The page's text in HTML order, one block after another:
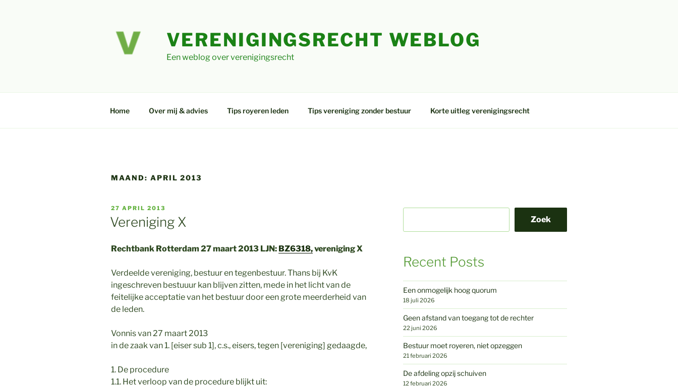
VERENIGINGSRECHT WEBLOG
Een weblog over verenigingsrecht
Home Over mij & advies Tips royeren leden Tips vereniging zonder bestuur Korte uitleg verenigingsrecht
MAAND: APRIL 2013
GEPLAATST
OP
27 APRIL 2013
Vereniging X
Rechtbank Rotterdam 27 maart 2013 LJN: BZ6318,vereniging X
Verdeelde vereniging, bestuur en tegenbestuur. Thans bij KvK
ingeschreven bestuuur kan blijven zitten, mede in het licht van de
feitelijke acceptatie van het bestuur door een grote meerderheid van
de leden.
Vonnis van 27 maart 2013
in de zaak van 1. [eiser sub 1], c.s., eisers, tegen [vereniging] gedaagde,
1. De procedure
1.1. Het verloop van de procedure blijkt uit:
Zoek
Recent Posts
Een onmogelijk hoog quorum
18 juli 2026
Geen afstand van toegang tot de rechter
22 juni 2026
Bestuur moet royeren, niet opzeggen
21 februari 2026
De afdeling opzij schuiven
12 februari 2026